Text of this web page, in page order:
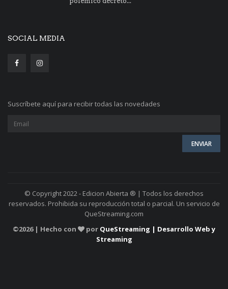
SOCIAL MEDIA
Suscríbete aquí para recibir todas las novedades
© Copyright 2022 - Edicion Abierta ® | Todos los derechos
reservados. Prohibida su reproducción total o parcial. Un servicio de
QueStreaming.com
©2026 | Hecho con por QueStreaming | Desarrollo Web y
Streaming